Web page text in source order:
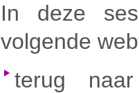
In deze
volgende
terug